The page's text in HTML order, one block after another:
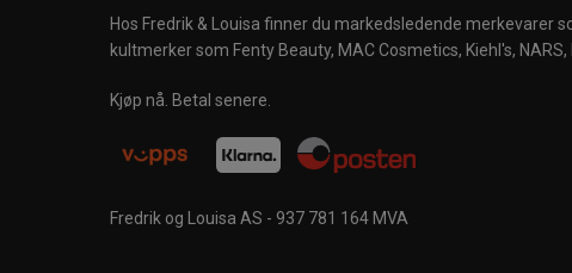
Hos Fredrik & Louisa finner du markedsledende merkevarer
kultmerker som Fenty Beauty, MAC Cosmetics, Kiehl's,
Kjøp nå. Betal senere.
Fredrik og Louisa AS - 937 781 164 MVA